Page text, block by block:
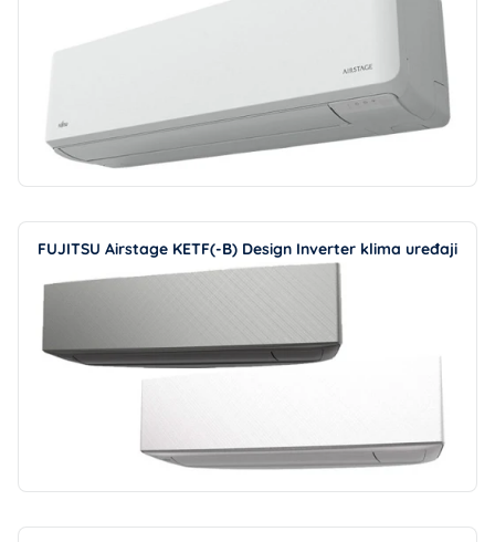
FUJITSU Airstage KETF(-B) Design Inverter klima uređaji